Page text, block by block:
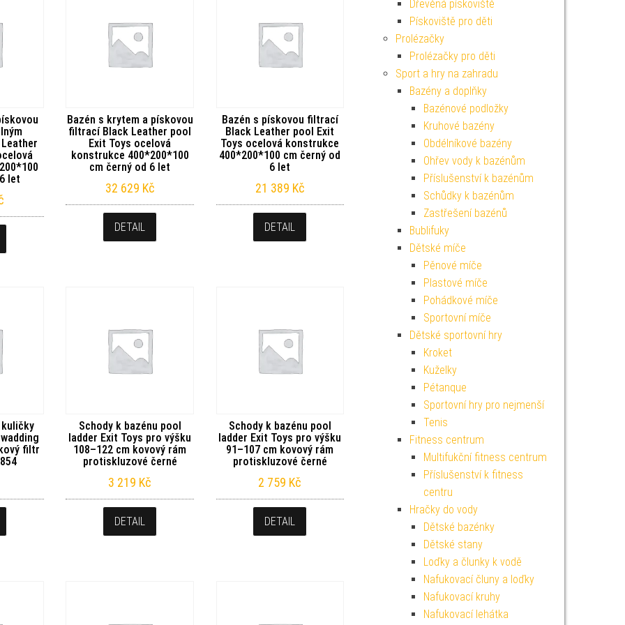
let
Bazén s krytem a pískovou
filtrací Black Leather pool
Exit Toys ocelová
konstrukce 400*200*100
cm černý od 6 let
32 629 Kč
DETAIL
Bazén s pískovou filtrací
Black Leather pool Exit
Toys ocelová konstrukce
400*200*100 cm černý od
6 let
21 389 Kč
DETAIL
filtr
Schody k bazénu pool
ladder Exit Toys pro výšku
108–122 cm kovový rám
protiskluzové černé
3 219 Kč
DETAIL
Schody k bazénu pool
ladder Exit Toys pro výšku
91–107 cm kovový rám
protiskluzové černé
2 759 Kč
DETAIL
Dřevěná pískoviště
Pískoviště pro děti
Prolézačky
Prolézačky pro děti
Sport a hry na zahradu
Bazény a doplňky
Bazénové podložky
Kruhové bazény
Obdélníkové bazény
Ohřev vody k bazénům
Příslušenství k bazénům
Schůdky k bazénům
Zastřešení bazénů
Bublifuky
Dětské míče
Pěnové míče
Plastové míče
Pohádkové míče
Sportovní míče
Dětské sportovní hry
Kroket
Kuželky
Pétanque
Sportovní hry pro nejmenší
Tenis
Fitness centrum
Multifukční fitness centrum
Příslušenství k fitness
centru
Hračky do vody
Dětské bazénky
Dětské stany
Loďky a člunky k vodě
Nafukovací čluny a loďky
Nafukovací kruhy
Nafukovací lehátka